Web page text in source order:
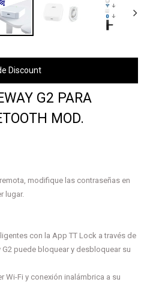
Discount
G2 PARA
MOD.
modifique las contraseñas en
lugar.
con la App TT Lock a través de
puede bloquear y desbloquear su
Wi-Fi y conexión inalámbrica a su